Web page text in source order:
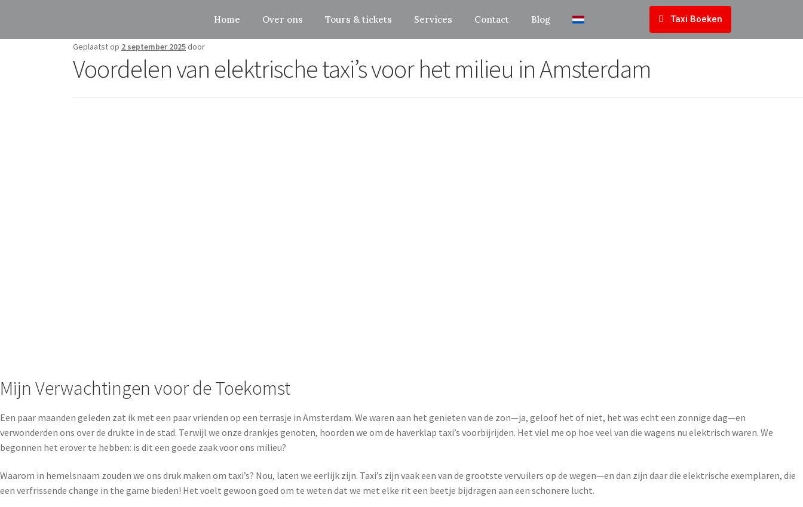
Home Over ons Tours & tickets Services Contact Blog Taxi Boeken
Geplaatst op 2 september 2025 door
Voordelen van elektrische taxi’s voor het milieu in Amsterdam
Mijn Verwachtingen voor de Toekomst
Een paar maanden geleden zat ik met een paar vrienden op een terrasje in Amsterdam. We waren aan het genieten van de zon—ja, geloof het of niet, het was echt een zonnige dag—en
verwonderden ons over de drukte in de stad. Terwijl we onze drankjes genoten, hoorden we om de haverklap taxi’s voorbijrijden. Het viel me op hoe veel van die wagens nu elektrisch waren. We
begonnen het erover te hebben: is dit een goede zaak voor ons milieu?
Waarom in hemelsnaam zouden we ons druk maken om taxi’s? Nou, laten we eerlijk zijn. Taxi’s zijn vaak een van de grootste vervuilers op de wegen—en dan zijn daar die elektrische exemplaren, die
een verfrissende change in the game bieden! Het voelt gewoon goed om te weten dat we met elke rit een beetje bijdragen aan een schonere lucht.